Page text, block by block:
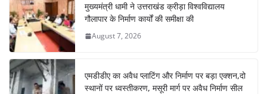
मुख्यमंत्री धामी ने उत्तराखंड क्रीड़ा विश्वविद्यालय
गौलापार के निर्माण कार्यों की समीक्षा की
August 7, 2026
एमडीडीए का अवैध प्लाटिंग और निर्माण पर बड़ा एक्शन,दो
स्थानों पर ध्वस्तीकरण, मसूरी मार्ग पर अवैध निर्माण सील